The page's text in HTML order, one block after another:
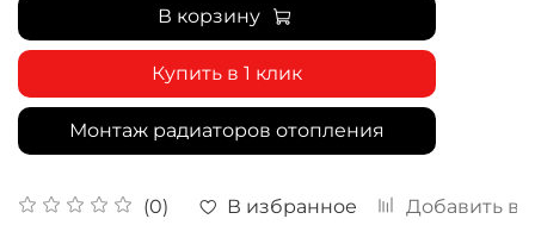
(0) В избранное Добавить в
В корзину
Купить в 1 клик
Монтаж радиаторов отопления